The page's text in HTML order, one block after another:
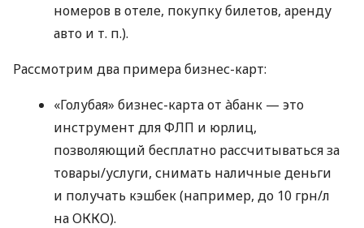
номеров в отеле, покупку билетов, аренду
авто и т. п.).
Рассмотрим два примера бизнес-карт:
«Голубая» бизнес-карта от àбанк — это
инструмент для ФЛП и юрлиц,
позволяющий бесплатно рассчитываться за
товары/услуги, снимать наличные деньги
и получать кэшбек (например, до 10 грн/л
на ОККО).